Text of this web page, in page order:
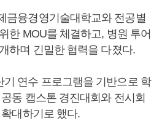
금융경영기술대학교와 전공별
한 MOU를 체결하고, 병원 투어
하며 긴밀한 협력을 다졌다.
연수 프로그램을 기반으로 학
동 캡스톤 경진대회와 전시회
대하기로 했다.